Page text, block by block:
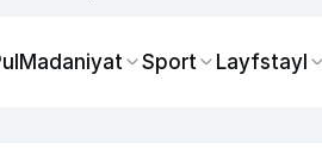
Madaniyat Sport Layfstayl